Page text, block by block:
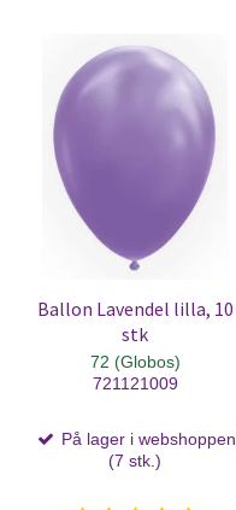
Ballon Lavendel lilla, 10
stk
72 (Globos)
721121009
På lager i webshoppen
(7 stk.)